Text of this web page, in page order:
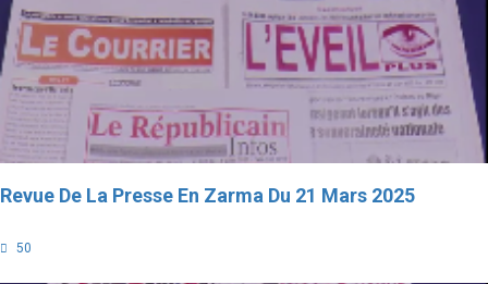
Revue De La Presse En Zarma Du 21 Mars 2025
50